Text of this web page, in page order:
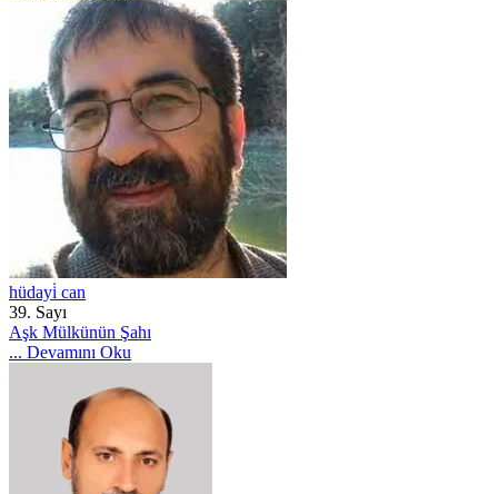
hüdayi̇ can
39. Sayı
Aşk Mülkünün Şahı
... Devamını Oku